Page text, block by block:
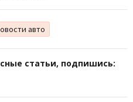
авто
статьи, подпишись: